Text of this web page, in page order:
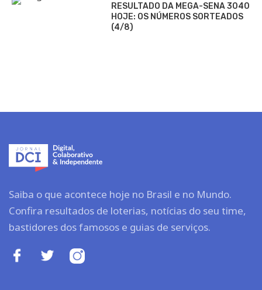
RESULTADO DA MEGA-SENA 3040
HOJE: OS NÚMEROS SORTEADOS
(4/8)
Saiba o que acontece hoje no Brasil e no Mundo.
Confira resultados de loterias, notícias do seu time,
bastidores dos famosos e guias de serviços.